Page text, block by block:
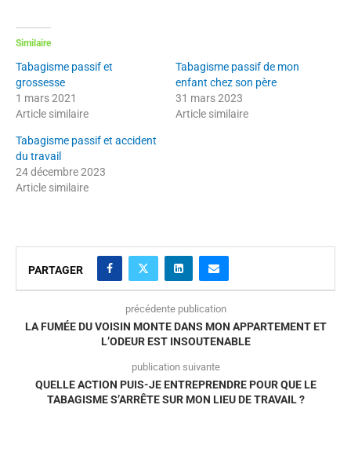
Similaire
Tabagisme passif et
grossesse
1 mars 2021
Article similaire
Tabagisme passif de mon
enfant chez son père
31 mars 2023
Article similaire
Tabagisme passif et accident
du travail
24 décembre 2023
Article similaire
PARTAGER
précédente publication
LA FUMÉE DU VOISIN MONTE DANS MON APPARTEMENT ET
L’ODEUR EST INSOUTENABLE
publication suivante
QUELLE ACTION PUIS-JE ENTREPRENDRE POUR QUE LE
TABAGISME S’ARRÊTE SUR MON LIEU DE TRAVAIL ?